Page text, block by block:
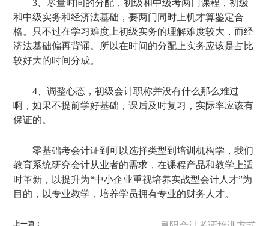
3、尽量时间的分配，初级和中级考两门课程，初级
和中级实务和经济法基础，要两门同时上机才算鉴定合
格。只不过在学习难度上初级实务的理解难度较大，而经
济法基础偏再背诵。所以在时间的分配上实务应该是占比
较好大的时间分成。
4、调整心态，初级会计职称并没有什么那么难过
啊，如果不提前学好基础，课后及时复习，实际率应该有
保证的。
零基础考会计证到可以选择类型到培训机构学，我们
教育系统研究会计从业者的需求，在课程产品和教学上适
时革新，以提升为“中小企业重视培养实战型会计人才”为
目的，以专业教学，培养学员拥有专业的财务人才。
上一篇：